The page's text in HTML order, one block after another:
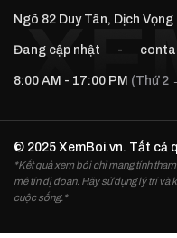
Ngõ 82 Duy Tân, Dịch
Đang cập nhật -
8:00 AM - 17:00 PM (Thứ 2
© 2025 XemBoi.vn. Tất cả
*Kết quả xem bói chỉ mang tính
mê tín dị đoan. Hãy sử dụng lý trí và
cuộc sống.*